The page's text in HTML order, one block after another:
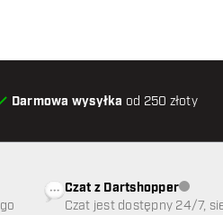
Darmowa wysyłka od 250 złoty
Czat z Dartshopper
Czat jest dostępny 24/7,